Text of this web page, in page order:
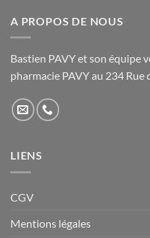
A PROPOS DE NOUS
Bastien PAVY et son équipe
pharmacie PAVY au 234
LIENS
CGV
Mentions légales